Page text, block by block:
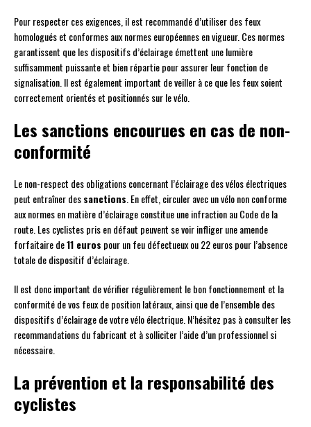
Pour respecter ces exigences, il est recommandé d’utiliser des feux
homologués et conformes aux normes européennes en vigueur. Ces normes
garantissent que les dispositifs d’éclairage émettent une lumière
suffisamment puissante et bien répartie pour assurer leur fonction de
signalisation. Il est également important de veiller à ce que les feux soient
correctement orientés et positionnés sur le vélo.
Les sanctions encourues en cas de non-
conformité
Le non-respect des obligations concernant l’éclairage des vélos électriques
peut entraîner dessanctions . En effet, circuler avec un vélo non conforme
aux normes en matière d’éclairage constitue une infraction au Code de la
route. Les cyclistes pris en défaut peuvent se voir infliger une amende
forfaitaire de11 euros pour un feu défectueux ou 22 euros pour l’absence
totale de dispositif d’éclairage.
Il est donc important de vérifier régulièrement le bon fonctionnement et la
conformité de vos feux de position latéraux, ainsi que de l’ensemble des
dispositifs d’éclairage de votre vélo électrique. N’hésitez pas à consulter les
recommandations du fabricant et à solliciter l’aide d’un professionnel si
nécessaire.
La prévention et la responsabilité des
cyclistes